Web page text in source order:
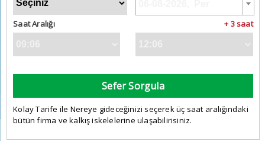
Saat Aralığı + 3 saat
Sefer Sorgula
Kolay Tarife ile Nereye gideceğinizi seçerek üç saat aralığındaki
bütün firma ve kalkış iskelelerine ulaşabilirisiniz.